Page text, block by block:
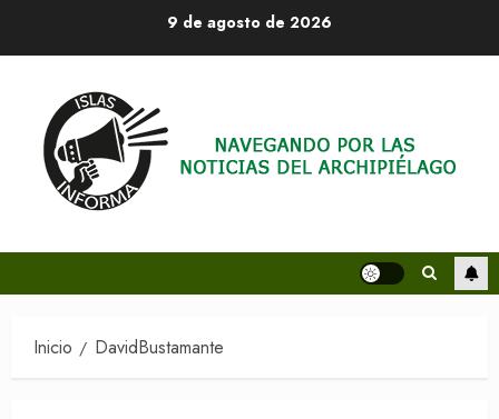
9 de agosto de 2026
Inicio DavidBustamante